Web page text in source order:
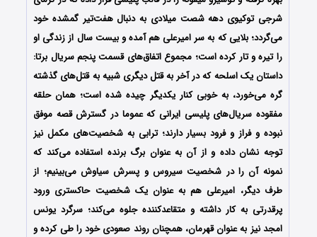
شرجی توکیوی دهه شصت میلادی به دنبال هفت‌تیر گمشده خود
می‌گردد؛ بلایی که به سر امیرعلی هم آمده و بیست سال از زندگی او
را تیره و تار کرده است؛ مجموع اتفاق‌‌های قسمت پنجم سریال برتا:
داستان یک اسلحه که در آخر به قتل دیگری شبیه به قتل‌های گذشته
گره می‌خورد، به خوبی کنار یکدیگر چیده شده است؛ همان حلقه
مفقوده سریال‌های پلیسی ایرانی که عموما در گسترش قصه موفق
نبوده و فراز و فرود بسیار دارند؛ ترابی به شخصیت‌های مکمل نیز
توجه نشان داده و از آن به عنوان برگ برنده استفاده می‌کند که
نمونه آن را در شخصیت سیروس و پسرش سیاوش می‌بینیم؛ از
طرف دیگر، امیرعلی هم به عنوان یک شخصیت حاکستری ورود
پرقدرتی به کار داشته و متقاعدکننده جلوه می‌کند؛ سرگرد یونس
امجد نیز به عنوان قهرمان، همچنان روند صعودی خود را طی کرده و